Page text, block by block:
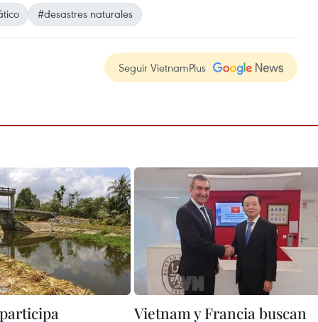
#desastres naturales
Seguir VietnamPlus
Vietnam y Francia buscan